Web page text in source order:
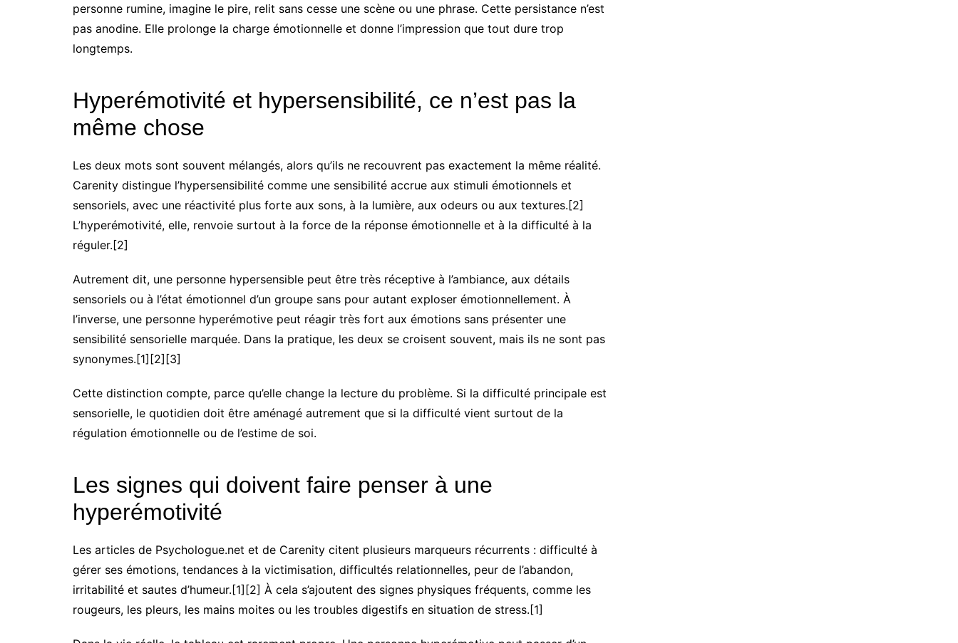
personne rumine, imagine le pire, relit sans cesse une scène ou une phrase. Cette persistance n’est
pas anodine. Elle prolonge la charge émotionnelle et donne l’impression que tout dure trop
longtemps.
Hyperémotivité et hypersensibilité, ce n’est pas la
même chose
Les deux mots sont souvent mélangés, alors qu’ils ne recouvrent pas exactement la même réalité.
Carenity distingue l’hypersensibilité comme une sensibilité accrue aux stimuli émotionnels et
sensoriels, avec une réactivité plus forte aux sons, à la lumière, aux odeurs ou aux textures.[2]
L’hyperémotivité, elle, renvoie surtout à la force de la réponse émotionnelle et à la difficulté à la
réguler.[2]
Autrement dit, une personne hypersensible peut être très réceptive à l’ambiance, aux détails
sensoriels ou à l’état émotionnel d’un groupe sans pour autant exploser émotionnellement. À
l’inverse, une personne hyperémotive peut réagir très fort aux émotions sans présenter une
sensibilité sensorielle marquée. Dans la pratique, les deux se croisent souvent, mais ils ne sont pas
synonymes.[1][2][3]
Cette distinction compte, parce qu’elle change la lecture du problème. Si la difficulté principale est
sensorielle, le quotidien doit être aménagé autrement que si la difficulté vient surtout de la
régulation émotionnelle ou de l’estime de soi.
Les signes qui doivent faire penser à une
hyperémotivité
Les articles de Psychologue.net et de Carenity citent plusieurs marqueurs récurrents : difficulté à
gérer ses émotions, tendances à la victimisation, difficultés relationnelles, peur de l’abandon,
irritabilité et sautes d’humeur.[1][2] À cela s’ajoutent des signes physiques fréquents, comme les
rougeurs, les pleurs, les mains moites ou les troubles digestifs en situation de stress.[1]